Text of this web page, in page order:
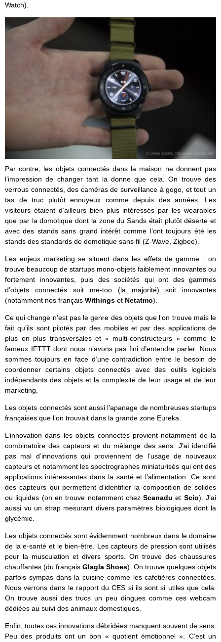
Watch).
Par contre, les objets connectés dans la maison ne donnent pas
l’impression de changer tant la donne que cela. On trouve des
verrous connectés, des caméras de surveillance à gogo, et tout un
tas de truc plutôt ennuyeux comme depuis des années. Les
visiteurs étaient d’ailleurs bien plus intéressés par les wearables
que par la domotique dont la zone du Sands était plutôt déserte et
avec des stands sans grand intérêt comme l’ont toujours été les
stands des standards de domotique sans fil (Z-Wave, Zigbee).
Les enjeux marketing se situent dans les effets de gamme : on
trouve beaucoup de startups mono-objets faiblement innovantes ou
fortement innovantes, puis des sociétés qui ont des gammes
d’objets connectés soit me-too (la majorité) soit innovantes
(notamment nos français Withings et Netatmo).
Ce qui change n’est pas le genre des objets que l‘on trouve mais le
fait qu’ils sont pilotés par des mobiles et par des applications de
plus en plus transversales et « multi-constructeurs » comme le
fameux IFTTT dont nous n’avons pas fini d’entendre parler. Nous
sommes toujours en face d’une contradiction entre le besoin de
coordonner certains objets connectés avec des outils logiciels
indépendants des objets et la complexité de leur usage et de leur
marketing.
Les objets connectés sont aussi l’apanage de nombreuses startups
françaises que l’on trouvait dans la grande zone Eureka.
L’innovation dans les objets connectés provient notamment de la
combinatoire des capteurs et du mélange des sens. J’ai identifié
pas mal d’innovations qui proviennent de l’usage de nouveaux
capteurs et notamment les spectrographes miniaturisés qui ont des
applications intéressantes dans la santé et l’alimentation. Ce sont
des capteurs qui permettent d’identifier la composition de solides
ou liquides (on en trouve notamment chezScanadu et Scio). J’ai
aussi vu un strap mesurant divers paramètres biologiques dont la
glycémie.
Les objets connectés sont évidemment nombreux dans le domaine
de la e-santé et le bien-être. Les capteurs de pression sont utilisés
pour la musculation et divers sports. On trouve des chaussures
chauffantes (du français Glagla Shoes). On trouve quelques objets
parfois sympas dans la cuisine comme les cafetières connectées.
Nous verrons dans le rapport du CES si ils sont si utiles que cela.
On trouve aussi des trucs un peu dingues comme ces webcam
dédiées au suivi des animaux domestiques.
Enfin, toutes ces innovations débridées manquent souvent de sens.
Peu des produits ont un bon « quotient émotionnel ». C’est un